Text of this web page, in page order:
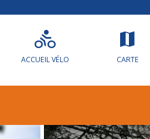
ACCUEIL VÉLO CARTE